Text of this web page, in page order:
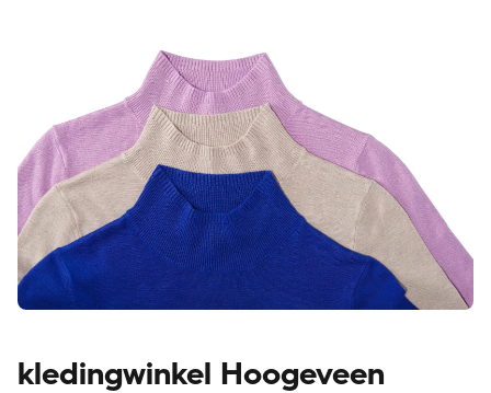
kledingwinkel Hoogeveen